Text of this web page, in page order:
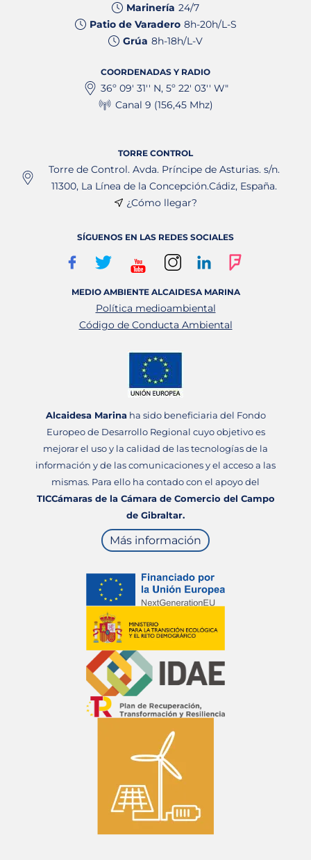
Marinería 24/7
Patio de Varadero 8h-20h/L-S
Grúa 8h-18h/L-V
COORDENADAS Y RADIO
36º 09' 31'' N, 5º 22' 03'' W"
Canal 9 (156,45 Mhz)
TORRE CONTROL
Torre de Control. Avda. Príncipe de Asturias. s/n.
11300, La Línea de la Concepción.Cádiz, España.
¿Cómo llegar?
SÍGUENOS EN LAS REDES SOCIALES
MEDIO AMBIENTE ALCAIDESA MARINA
Política medioambiental
Código de Conducta Ambiental
Alcaidesa Marinaha sido beneficiaria del Fondo
Europeo de Desarrollo Regional cuyo objetivo es
mejorar el uso y la calidad de las tecnologías de la
información y de las comunicaciones y el acceso a las
mismas. Para ello ha contado con el apoyo del
TICCámaras de la Cámara de Comercio del Campo
de Gibraltar.
Más información